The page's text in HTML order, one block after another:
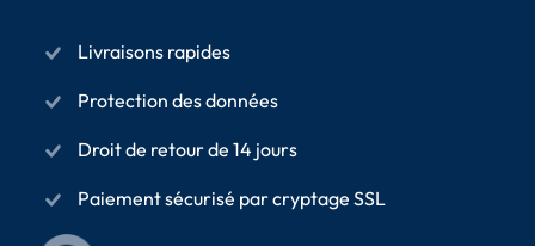
Livraisons rapides
Protection des données
Droit de retour de 14 jours
Paiement sécurisé par cryptage SSL